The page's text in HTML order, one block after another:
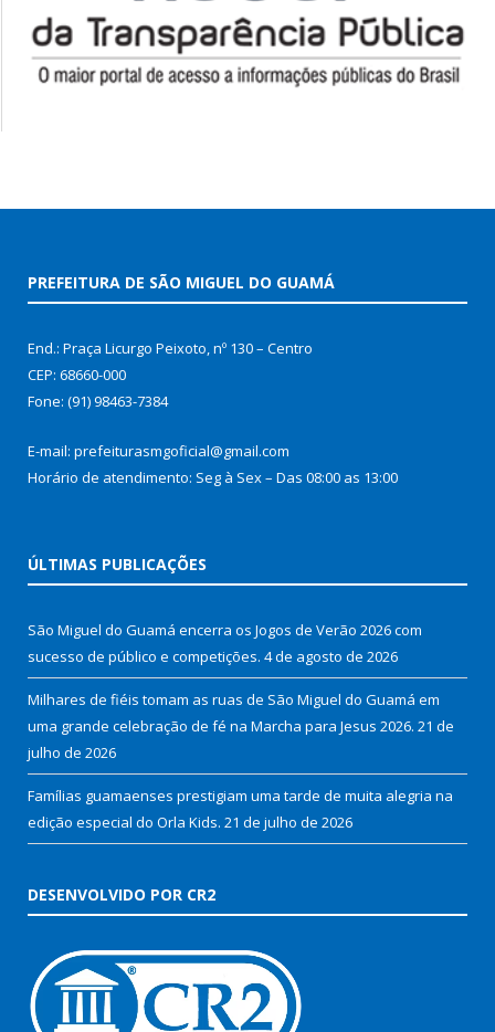
PREFEITURA DE SÃO MIGUEL DO GUAMÁ
End.: Praça Licurgo Peixoto, nº 130 – Centro
CEP: 68660-000
Fone: (91) 98463-7384
E-mail: prefeiturasmgoficial@gmail.com
Horário de atendimento: Seg à Sex – Das 08:00 as 13:00
ÚLTIMAS PUBLICAÇÕES
São Miguel do Guamá encerra os Jogos de Verão 2026 com
sucesso de público e competições. 4 de agosto de 2026
Milhares de fiéis tomam as ruas de São Miguel do Guamá em
uma grande celebração de fé na Marcha para Jesus 2026. 21 de
julho de 2026
Famílias guamaenses prestigiam uma tarde de muita alegria na
edição especial do Orla Kids. 21 de julho de 2026
DESENVOLVIDO POR CR2